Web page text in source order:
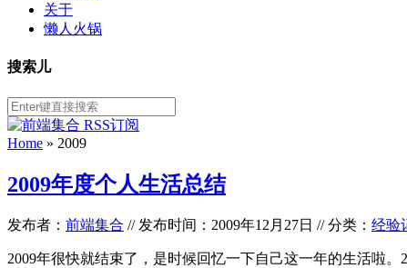
关于
懒人火锅
搜索儿
Home » 2009
2009年度个人生活总结
发布者： 前端集合 //发布时间：2009年12月27日 //分类： 经验
2009年很快就结束了，是时候回忆一下自己这一年的生活啦